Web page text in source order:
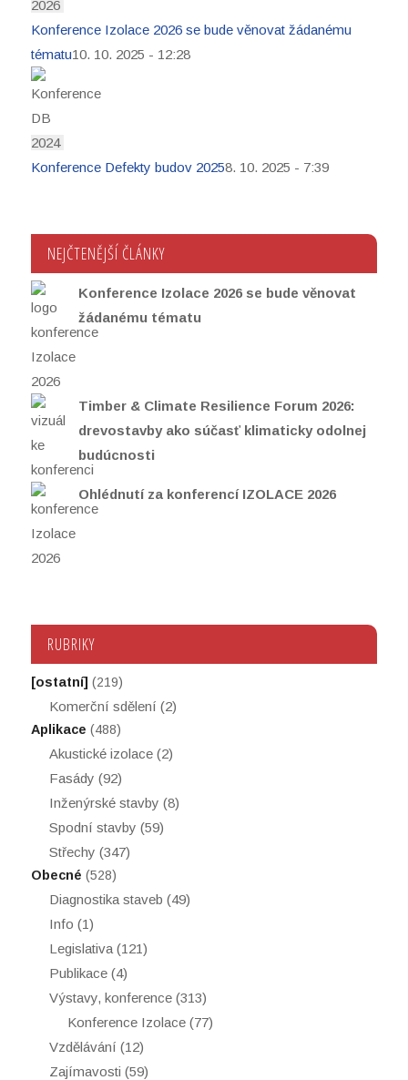
Konference Izolace 2026 se bude věnovat žádanému
tématu10. 10. 2025 - 12:28
Konference Defekty budov 20258. 10. 2025 - 7:39
NEJČTENĚJŠÍ ČLÁNKY
Konference Izolace 2026 se bude věnovat
žádanému tématu
Timber & Climate Resilience Forum 2026:
drevostavby ako súčasť klimaticky odolnej
budúcnosti
Ohlédnutí za konferencí IZOLACE 2026
RUBRIKY
[ostatní] (219)
Komerční sdělení (2)
Aplikace (488)
Akustické izolace(2)
Fasády (92)
Inženýrské stavby (8)
Spodní stavby (59)
Střechy (347)
Obecné (528)
Diagnostika staveb (49)
Info (1)
Legislativa(121)
Publikace(4)
Výstavy, konference(313)
Konference Izolace(77)
Vzdělávání (12)
Zajímavosti (59)